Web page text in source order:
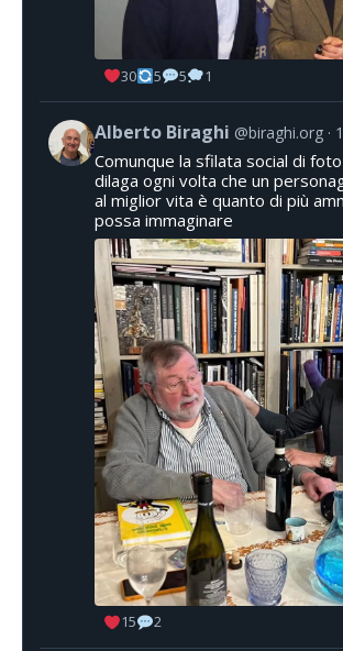
30 5 5 1
Alberto Biraghi @biraghi.org
Comunque la sfilata social di
dilaga ogni volta che un
al miglior vita è quanto di più
possa immaginare
15 2